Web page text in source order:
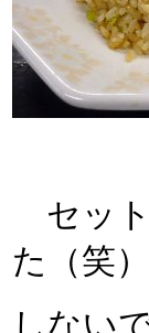
セット
た（笑
しない